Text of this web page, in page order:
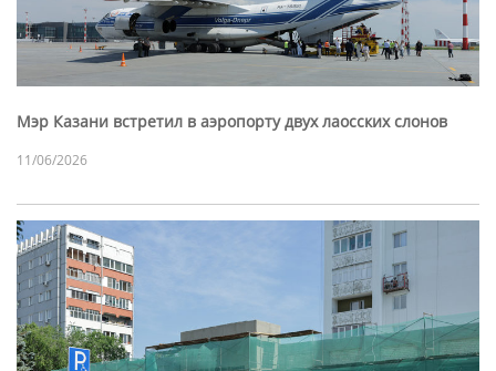
Мэр Казани встретил в аэропорту двух лаосских слонов
11/06/2026